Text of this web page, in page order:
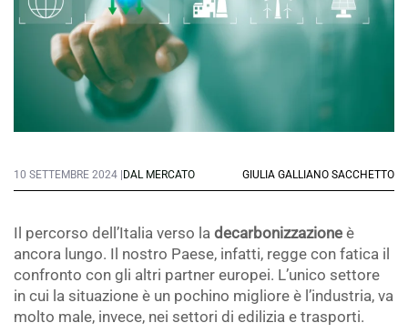
10 SETTEMBRE 2024 | DAL MERCATO GIULIA GALLIANO SACCHETTO
Il percorso dell’Italia verso la decarbonizzazione è
ancora lungo. Il nostro Paese, infatti, regge con fatica il
confronto con gli altri partner europei. L’unico settore
in cui la situazione è un pochino migliore è l’industria, va
molto male, invece, nei settori di edilizia e trasporti.